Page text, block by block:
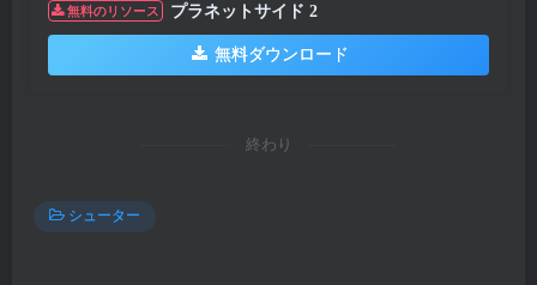
無料のリソース プラネットサイド 2
無料ダウンロード
終わり
シューター